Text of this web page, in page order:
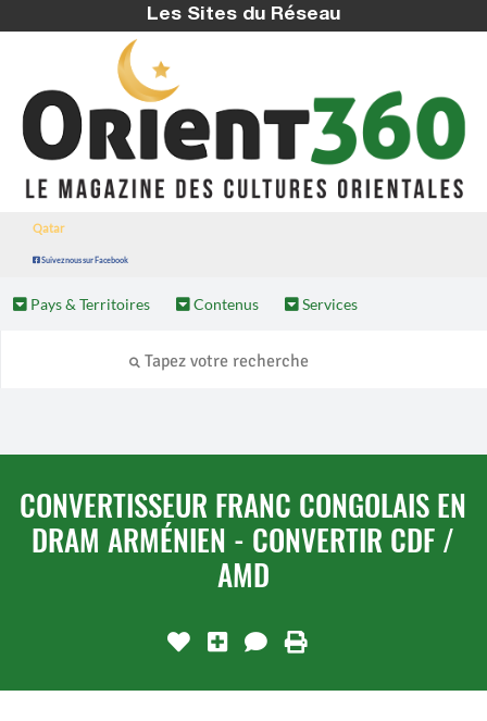
Les Sites du Réseau
Qatar
Suivez nous sur Facebook
Pays & Territoires Contenus Services
CONVERTISSEUR FRANC CONGOLAIS EN
DRAM ARMÉNIEN - CONVERTIR CDF /
AMD